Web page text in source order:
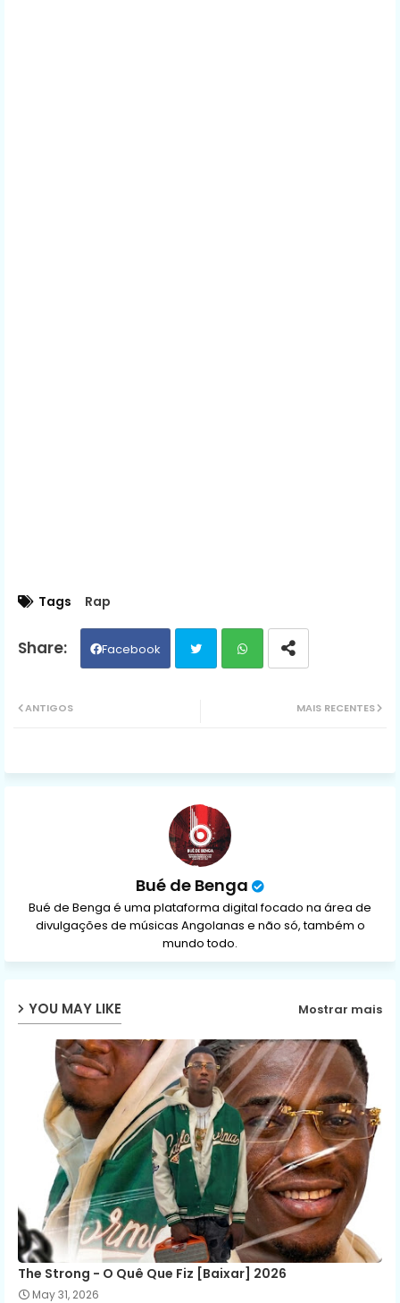
Tags Rap
Facebook
ap
MAIS RECENTES
ANTIGOS
Bué de Benga
Bué de Benga é uma plataforma digital focado na área de
divulgações de músicas Angolanas e não só, também o
mundo todo.
YOU MAY LIKE Mostrar mais
The Strong - O Quê Que Fiz [Baixar] 2026
May 31, 2026